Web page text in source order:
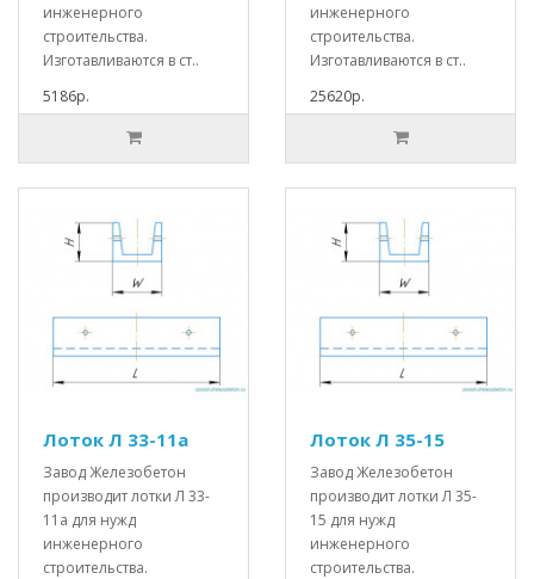
инженерного
строительства.
Изготавливаются в ст..
5186р.
инженерного
строительства.
Изготавливаются в ст..
25620р.
Лоток Л 33-11а
Завод Железобетон
производит лотки Л 33-
11а для нужд
инженерного
строительства.
Лоток Л 35-15
Завод Железобетон
производит лотки Л 35-
15 для нужд
инженерного
строительства.